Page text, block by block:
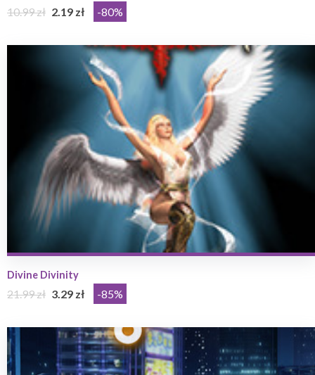
10.99 zł 2.19 zł -80%
Divine Divinity
21.99 zł 3.29 zł -85%